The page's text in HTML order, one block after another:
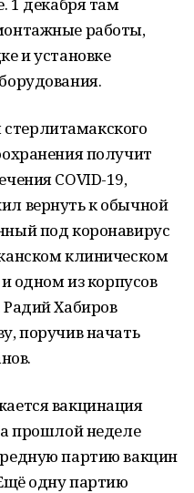
работы,
и установке
стерлитамакского
получит
COVID-19,
вернуть к обычной
под коронавирус
клиническом
одном из корпусов
Хабиров
поручив начать
вакцинация
прошлой неделе
партию вакцин
одну партию